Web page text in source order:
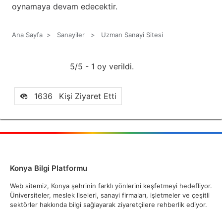
oynamaya devam edecektir.
Ana Sayfa > Sanayiler > Uzman Sanayi Sitesi
5/5 - 1 oy verildi.
1636 Kişi Ziyaret Etti
Konya Bilgi Platformu
Web sitemiz, Konya şehrinin farklı yönlerini keşfetmeyi hedefliyor.
Üniversiteler, meslek liseleri, sanayi firmaları, işletmeler ve çeşitli
sektörler hakkında bilgi sağlayarak ziyaretçilere rehberlik ediyor.